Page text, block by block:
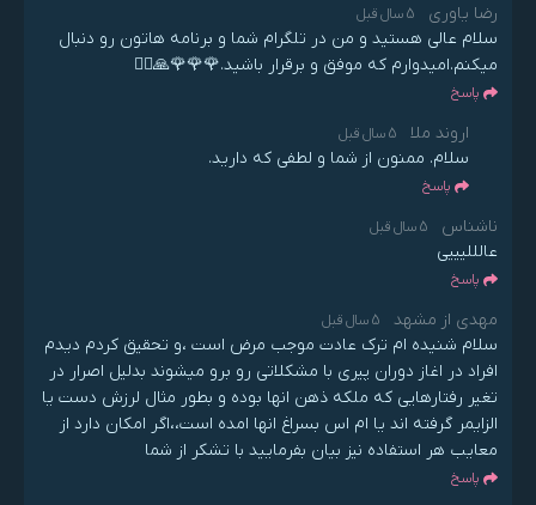
رضا یاوری 5 سال قبل
سلام عالی هستید و من در تلگرام شما و برنامه هاتون رو دنبال
میکنم.امیدوارم که موفق و برقرار باشید.🌹🌹🌹🙏🙋‍♂️
پاسخ
اروند ملا 5 سال قبل
سلام. ممنون از شما و لطفی که دارید.
پاسخ
ناشناس 5 سال قبل
عالللیییی
پاسخ
مهدی از مشهد 5 سال قبل
سلام شنیده ام ترک عادت موجب مرض است ،و تحقیق کردم دیدم
افراد در اغاز دوران پیری با مشکلاتی رو برو میشوند بدلیل اصرار در
تغیر رفتارهایی که ملکه ذهن انها بوده و بطور مثال لرزش دست یا
الزایمر گرفته اند یا ام اس بسراغ انها امده است،،اگر امکان دارد از
معایب هر استفاده نیز بیان بفرمایید با تشکر از شما
پاسخ